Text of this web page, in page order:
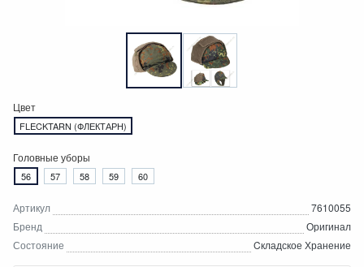
Цвет
FLECKTARN (ФЛЕКТАРН)
Головные уборы
56 57 58 59 60
Артикул
7610055
Бренд
Оригинал
Состояние
Cкладское Хранение